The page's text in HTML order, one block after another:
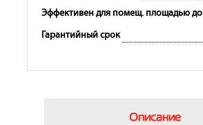
Эффективен для помещ. площадью до
Гарантийный срок
Описание